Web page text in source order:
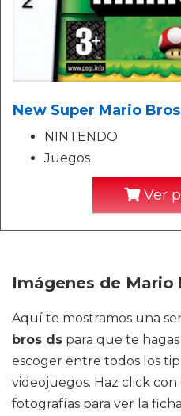
New Super Mario
NINTENDO
Juegos
Ver
Imágenes de Mario
Aquí te mostramos una
bros ds para que te
escoger entre todos los
videojuegos. Haz click
fotografías para ver la